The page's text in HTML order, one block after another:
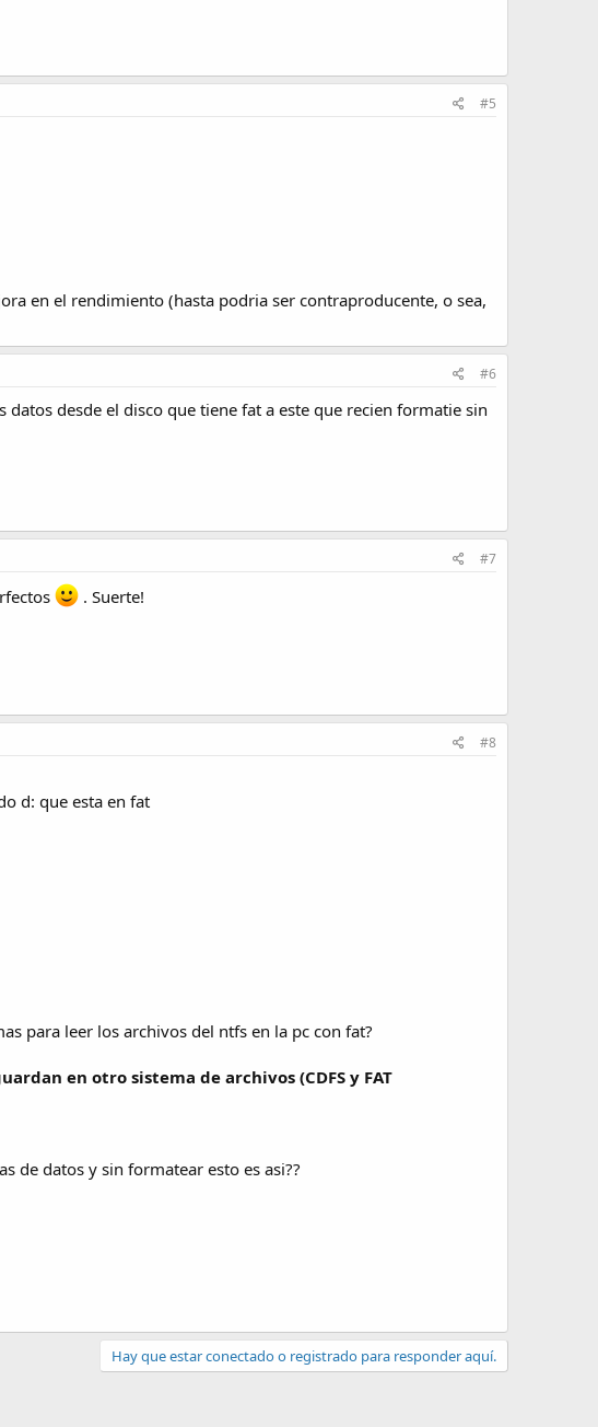
#5
en el rendimiento (hasta podria ser contraproducente, o sea,
#6
desde el disco que tiene fat a este que recien formatie sin
#7
. Suerte!
#8
d: que esta en fat
para leer los archivos del ntfs en la pc con fat?
en otro sistema de archivos (CDFS y FAT
de datos y sin formatear esto es asi??
Hay que estar conectado o registrado para responder aquí.